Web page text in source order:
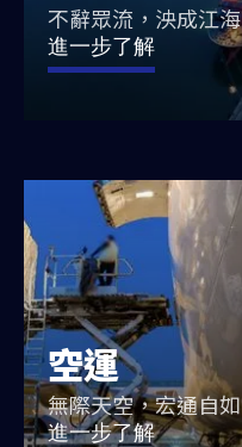
不辭眾流，泱成江海
進一步了解
空運
無際天空，宏通自如
進一步了解